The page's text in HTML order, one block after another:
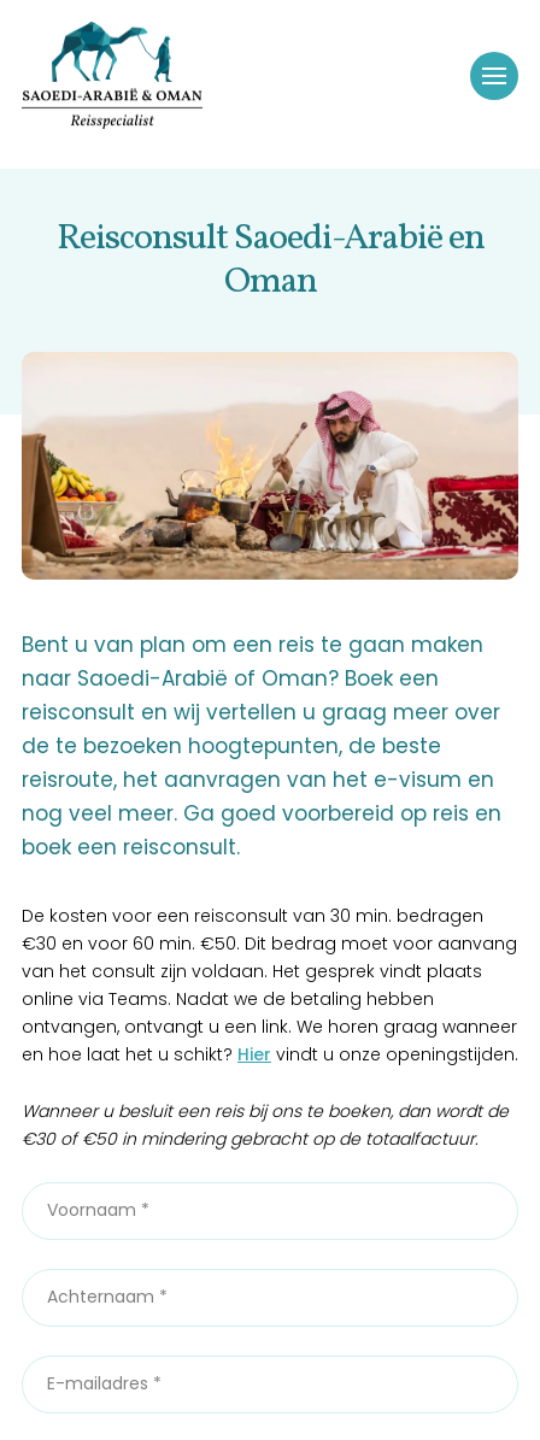
Reisconsult Saoedi-Arabië en
Oman
Bent u van plan om een reis te gaan maken
naar Saoedi-Arabië of Oman? Boek een
reisconsult en wij vertellen u graag meer over
de te bezoeken hoogtepunten, de beste
reisroute, het aanvragen van het e-visum en
nog veel meer. Ga goed voorbereid op reis en
boek een reisconsult.
De kosten voor een reisconsult van 30 min. bedragen
€30 en voor 60 min. €50. Dit bedrag moet voor aanvang
van het consult zijn voldaan. Het gesprek vindt plaats
online via Teams. Nadat we de betaling hebben
ontvangen, ontvangt u een link. We horen graag wanneer
en hoe laat het u schikt? Hier vindt u onze openingstijden.
Wanneer u besluit een reis bij ons te boeken, dan wordt de
€30 of €50 in mindering gebracht op de totaalfactuur.